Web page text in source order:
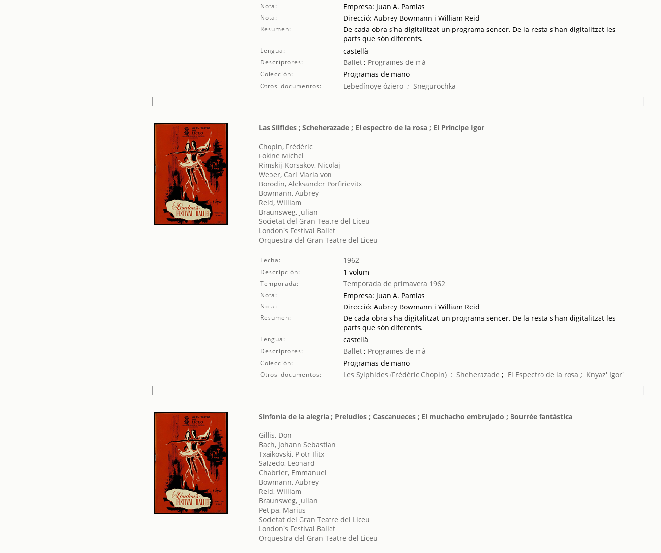
Nota: Empresa: Juan A. Pamias
Nota: Direcció: Aubrey Bowmann i William Reid
Resumen:
De cada obra s'ha digitalitzat un programa sencer. De la resta s'han digitalitzat les
parts que són diferents.
Lengua: castellà
Descriptores: Ballet; Programes de mà
Colección: Programas de mano
Otros documentos: Lebedínoye óziero; Snegurochka
Las Sílfides ; Scheherazade ; El espectro de la rosa ; El Príncipe Igor
Chopin, Frédéric
Fokine Michel
Rimskij-Korsakov, Nicolaj
Weber, Carl Maria von
Borodin, Aleksander Porfirievitx
Bowmann, Aubrey
Reid, William
Braunsweg, Julian
Societat del Gran Teatre del Liceu
London's Festival Ballet
Orquestra del Gran Teatre del Liceu
Fecha: 1962
Descripción: 1 volum
Temporada: Temporada de primavera 1962
Nota: Empresa: Juan A. Pamias
Nota: Direcció: Aubrey Bowmann i William Reid
Resumen:
De cada obra s'ha digitalitzat un programa sencer. De la resta s'han digitalitzat les
parts que són diferents.
Lengua: castellà
Descriptores: Ballet; Programes de mà
Colección: Programas de mano
Otros documentos: Les Sylphides (Frédéric Chopin); Sheherazade ; El Espectro de la rosa ; Knyaz' Igor'
Sinfonía de la alegría ; Preludios ; Cascanueces ; El muchacho embrujado ; Bourrée fantástica
Gillis, Don
Bach, Johann Sebastian
Txaikovski, Piotr Ilitx
Salzedo, Leonard
Chabrier, Emmanuel
Bowmann, Aubrey
Reid, William
Braunsweg, Julian
Petipa, Marius
Societat del Gran Teatre del Liceu
London's Festival Ballet
Orquestra del Gran Teatre del Liceu